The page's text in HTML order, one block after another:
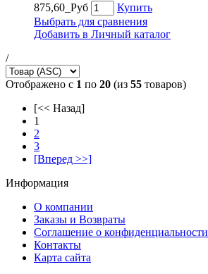
875,60_Руб
Купить
Выбрать для сравнения
Добавить в Личный каталог
/
Отображено с 1 по 20 (из 55 товаров)
[<< Назад]
1
2
3
[Вперед >>]
Информация
О компании
Заказы и Возвраты
Соглашение о конфиденциальности
Контакты
Карта сайта